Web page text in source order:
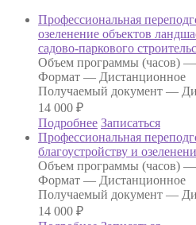
Профессиональная
озеленение объектов
садово-паркового
Объем программы (часов) —
Формат — Дистанционное
Получаемый документ —
14 000 ₽
Подробнее Записаться
Профессиональная
благоустройству и
Объем программы (часов) —
Формат — Дистанционное
Получаемый документ —
14 000 ₽